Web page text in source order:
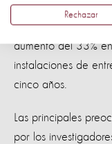
Recientemente
utilizados para el
aumento del 33%
instalaciones de
cinco años.
Las principales
por los
Rechazar